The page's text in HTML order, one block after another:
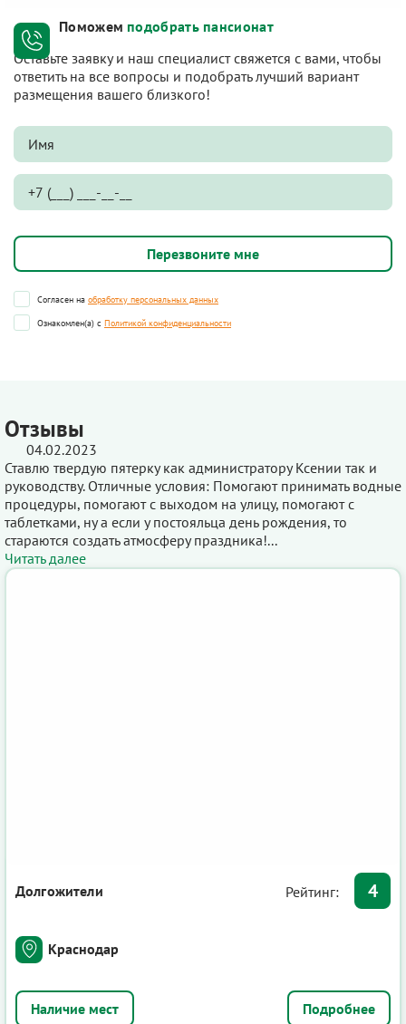
Поможем подобрать пансионат
Оставьте заявку и наш специалист свяжется с вами, чтобы
ответить на все вопросы и подобрать лучший вариант
размещения вашего близкого!
Согласен на обработку персональных данных
Ознакомлен(а) с Политикой конфиденциальности
Отзывы
04.02.2023
Ставлю твердую пятерку как администратору Ксении так и
руководству. Отличные условия: Помогают принимать водные
процедуры, помогают с выходом на улицу, помогают с
таблетками, ну а если у постояльца день рождения, то
стараются создать атмосферу праздника!...
Читать далее
Долгожители Рейтинг: 4
Краснодар
Подробнее